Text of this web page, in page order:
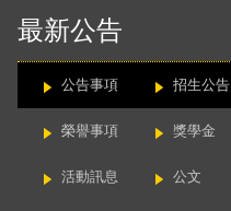
最新公告
公告事項 招生公告
榮譽事項 獎學金
活動訊息 公文